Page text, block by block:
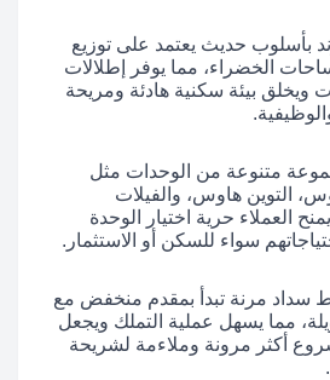
بأسلوب حديث يعتمد على توزيع
الخضراء، مما يوفر إطلالات
ويخلق بيئة سكنية هادئة ومريحة
متنوعة من الوحدات مثل
التوين هاوس، والفيلات
العملاء حرية اختيار الوحدة
سواء للسكن أو الاستثمار.
سداد مرنة تبدأ بمقدم منخفض مع
مما يسهل عملية التملك ويجعل
أكثر مرونة وملاءمة لشريحة